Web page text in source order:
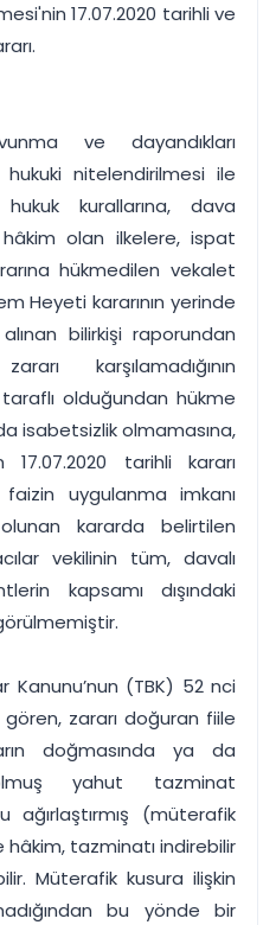
17.07.2020 tarihli ve
ve dayandıkları
hukuki nitelendirilmesi ile
kurallarına, dava
hâkim olan ilkelere, ispat
hükmedilen vekalet
Heyeti kararının yerinde
bilirkişi raporundan
karşılamadığının
olduğundan hükme
isabetsizlik olmamasına,
17.07.2020 tarihli kararı
faizin uygulanma imkanı
kararda belirtilen
vekilinin tüm, davalı
kapsamı dışındaki
Kanunu’nun (TBK) 52 nci
zararı doğuran fiile
doğmasında ya da
yahut tazminat
ağırlaştırmış (müterafik
hâkim, tazminatı indirebilir
Müterafik kusura ilişkin
bu yönde bir